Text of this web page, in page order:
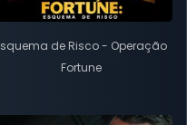
de Risco - Operação
Fortune